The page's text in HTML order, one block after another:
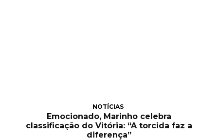
NOTÍCIAS
Emocionado, Marinho celebra
classificação do Vitória: “A torcida faz a
diferença”